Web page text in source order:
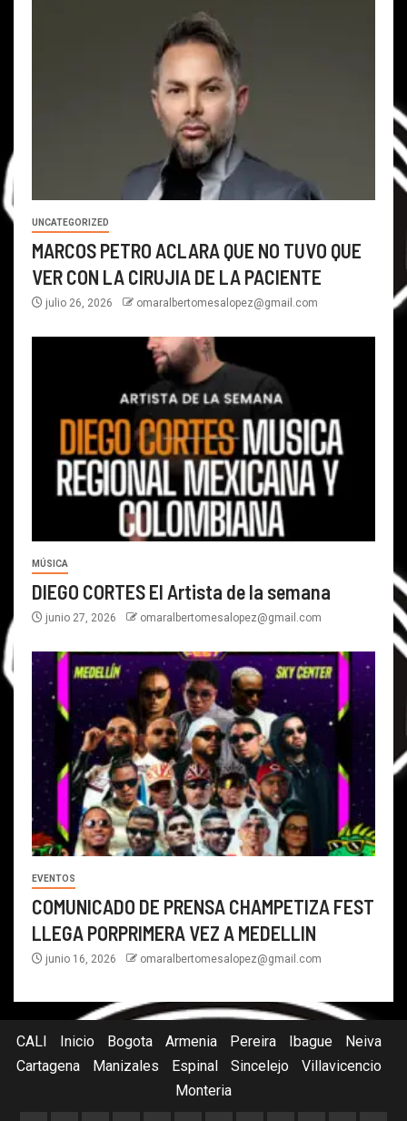
UNCATEGORIZED
MARCOS PETRO ACLARA QUE NO TUVO QUE
VER CON LA CIRUJIA DE LA PACIENTE
julio 26, 2026 omaralbertomesalopez@gmail.com
MÚSICA
DIEGO CORTES El Artista de la semana
junio 27, 2026 omaralbertomesalopez@gmail.com
EVENTOS
COMUNICADO DE PRENSA CHAMPETIZA FEST
LLEGA PORPRIMERA VEZ A MEDELLIN
junio 16, 2026 omaralbertomesalopez@gmail.com
CALI Inicio Bogota Armenia Pereira Ibague
Neiva
Cartagena
Manizales Espinal Sincelejo
Villavicencio
Monteria